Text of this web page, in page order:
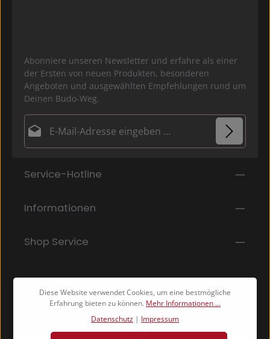
Abonniere unseren Newsletter und erfahre als einer
der Ersten von neuen Produkten, besonderen
Angeboten und ausgewählten Empfehlungen rund um
Deinen Budo-Weg.
E-Mail-Adresse*
Ich habe dieDatenschutzbestimmungen
mit ihnen einverstanden.
Die mit einem Stern (*) markierten Felder sind
Service-Hotline
Informationen
Shop Service
Diese Website verwendet Cookies, um eine bestmögliche
Erfahrung bieten zu können. Mehr Informationen ...
Datenschutz | Impressum